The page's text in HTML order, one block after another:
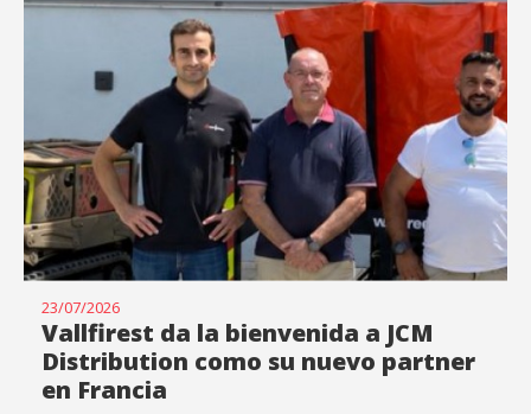
23/07/2026
Vallfirest da la bienvenida a JCM
Distribution como su nuevo partner
en Francia